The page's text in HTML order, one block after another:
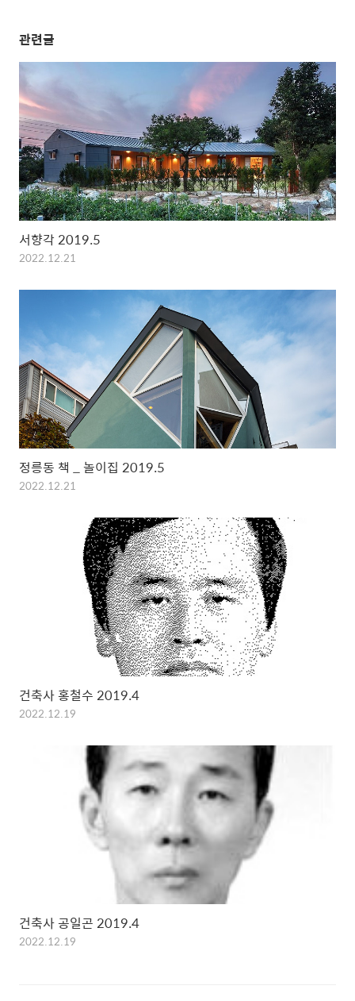
관련글
서향각 2019.5
2022.12.21
정릉동 책 _ 놀이집 2019.5
2022.12.21
건축사 홍철수 2019.4
2022.12.19
건축사 공일곤 2019.4
2022.12.19